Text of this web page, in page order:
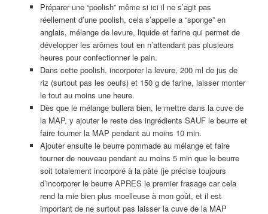
Préparer une “poolish” même si ici il ne s’agit pas
réellement d’une poolish, cela s’appelle a “sponge” en
anglais, mélange de levure, liquide et farine qui permet de
développer les arômes tout en n’attendant pas plusieurs
heures pour confectionner le pain.
Dans cette poolish, incorporer la levure, 200 ml de jus de
riz (surtout pas les oeufs) et 150 g de farine, laisser monter
le tout au moins une heure.
Dès que le mélange bullera bien, le mettre dans la cuve de
la MAP, y ajouter le reste des ingrédients SAUF le beurre et
faire tourner la MAP pendant au moins 10 min.
Ajouter ensuite le beurre pommade au mélange et faire
tourner de nouveau pendant au moins 5 min que le beurre
soit totalement incorporé à la pâte (je précise toujours
d’incorporer le beurre APRES le premier frasage car cela
rend la mie bien plus moelleuse à mon goût, et il est
important de ne surtout pas laisser la cuve de la MAP